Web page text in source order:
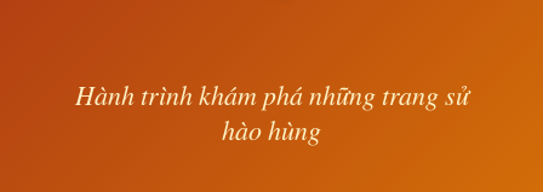
Hành trình khám phá những trang sử
hào hùng